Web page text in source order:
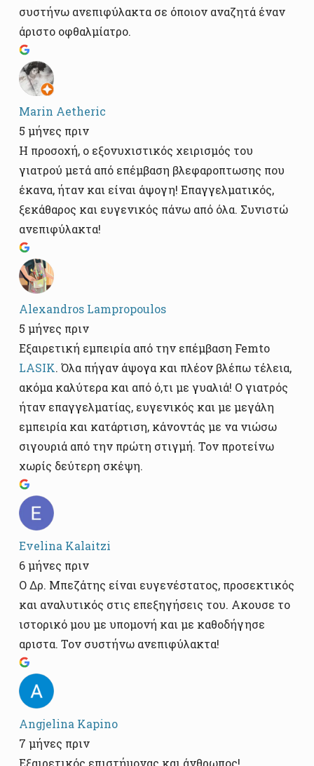
συστήνω ανεπιφύλακτα σε όποιον αναζητά έναν
άριστο οφθαλμίατρο.
Marin Aetheric
5 μήνες πριν
Η προσοχή, ο εξονυχιστικός χειρισμός του
γιατρού μετά από επέμβαση βλεφαροπτωσης που
έκανα, ήταν και είναι άψογη! Επαγγελματικός,
ξεκάθαρος και ευγενικός πάνω από όλα. Συνιστώ
ανεπιφύλακτα!
Alexandros Lampropoulos
5 μήνες πριν
Εξαιρετική εμπειρία από την επέμβαση Femto
LASIK. Όλα πήγαν άψογα και πλέον βλέπω τέλεια,
ακόμα καλύτερα και από ό,τι με γυαλιά! Ο γιατρός
ήταν επαγγελματίας, ευγενικός και με μεγάλη
εμπειρία και κατάρτιση, κάνοντάς με να νιώσω
σιγουριά από την πρώτη στιγμή. Τον προτείνω
χωρίς δεύτερη σκέψη.
Evelina Kalaitzi
6 μήνες πριν
Ο Δρ. Μπεζάτης είναι ευγενέστατος, προσεκτικός
και αναλυτικός στις επεξηγήσεις του. Ακουσε το
ιστορικό μου με υπομονή και με καθοδήγησε
αριστα. Τον συστήνω ανεπιφύλακτα!
Angjelina Kapino
7 μήνες πριν
Εξαιρετικός επιστήμονας και άνθρωπος!